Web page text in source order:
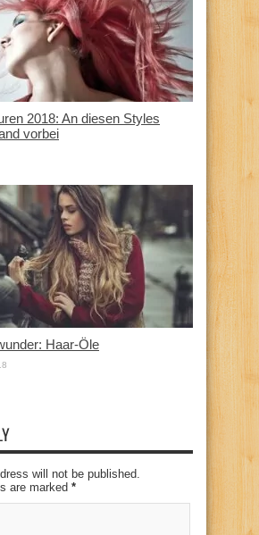
2018: An diesen Styles
vorbei
Haar-Öle
will not be published.
are marked *